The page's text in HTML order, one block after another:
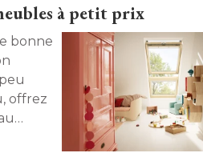
à petit prix
offrez